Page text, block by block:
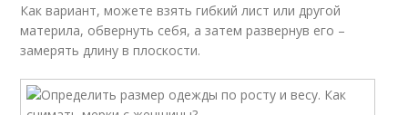
Как вариант, можете взять гибкий лист или другой
материла, обвернуть себя, а затем развернув его –
замерять длину в плоскости.